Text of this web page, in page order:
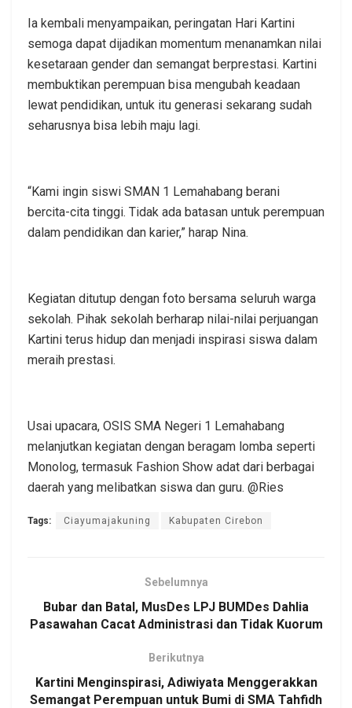
Ia kembali menyampaikan, peringatan Hari Kartini
semoga dapat dijadikan momentum menanamkan nilai
kesetaraan gender dan semangat berprestasi. Kartini
membuktikan perempuan bisa mengubah keadaan
lewat pendidikan, untuk itu generasi sekarang sudah
seharusnya bisa lebih maju lagi.
“Kami ingin siswi SMAN 1 Lemahabang berani
bercita-cita tinggi. Tidak ada batasan untuk perempuan
dalam pendidikan dan karier,” harap Nina.
Kegiatan ditutup dengan foto bersama seluruh warga
sekolah. Pihak sekolah berharap nilai-nilai perjuangan
Kartini terus hidup dan menjadi inspirasi siswa dalam
meraih prestasi.
Usai upacara, OSIS SMA Negeri 1 Lemahabang
melanjutkan kegiatan dengan beragam lomba seperti
Monolog, termasuk Fashion Show adat dari berbagai
daerah yang melibatkan siswa dan guru. @Ries
Tags: Ciayumajakuning Kabupaten Cirebon
Sebelumnya
Bubar dan Batal, MusDes LPJ BUMDes Dahlia
Pasawahan Cacat Administrasi dan Tidak Kuorum
Berikutnya
Kartini Menginspirasi, Adiwiyata Menggerakkan
Semangat Perempuan untuk Bumi di SMA Tahfidh